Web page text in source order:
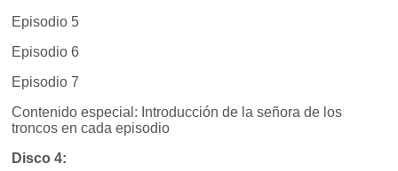
Episodio 5
Episodio 6
Episodio 7
Contenido especial: Introducción de la señora de los
troncos en cada episodio
Disco 4: